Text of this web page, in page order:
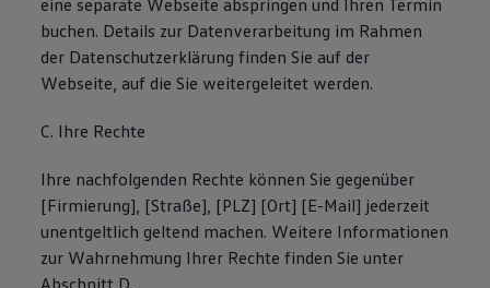
eine separate Webseite abspringen und Ihren Termin
buchen. Details zur Datenverarbeitung im Rahmen
der Datenschutzerklärung finden Sie auf der
Webseite, auf die Sie weitergeleitet werden.
C. Ihre Rechte
Ihre nachfolgenden Rechte können Sie gegenüber
[Firmierung], [Straße], [PLZ] [Ort] [E-Mail] jederzeit
unentgeltlich geltend machen. Weitere Informationen
zur Wahrnehmung Ihrer Rechte finden Sie unter
Abschnitt D.